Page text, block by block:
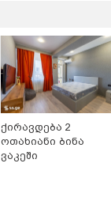
ქირავდება 2
ოთახიანი ბინა
ვაკეში